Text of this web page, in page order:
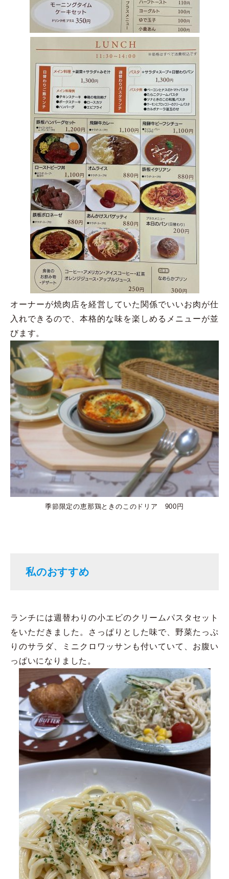
オーナーが焼肉店を経営していた関係でいいお肉が仕
入れできるので、本格的な味を楽しめるメニューが並
びます。
季節限定の恵那鶏ときのこのドリア 900円
私のおすすめ
ランチには週替わりの小エビのクリームパスタセット
をいただきました。さっぱりとした味で、野菜たっぷ
りのサラダ、ミニクロワッサンも付いていて、お腹い
っぱいになりました。